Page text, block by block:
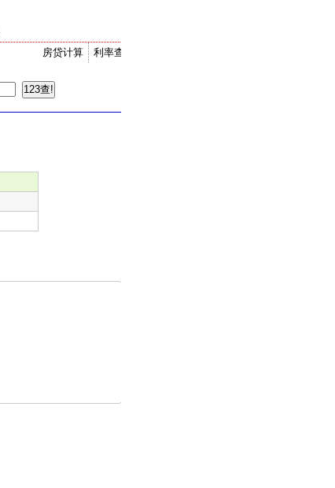
利率查询
房贷计算